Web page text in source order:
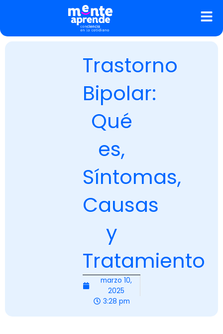
Trastorno
Bipolar:
Qué
es,
Síntomas,
Causas
y
Tratamiento
marzo 10,
2025
3:28 pm